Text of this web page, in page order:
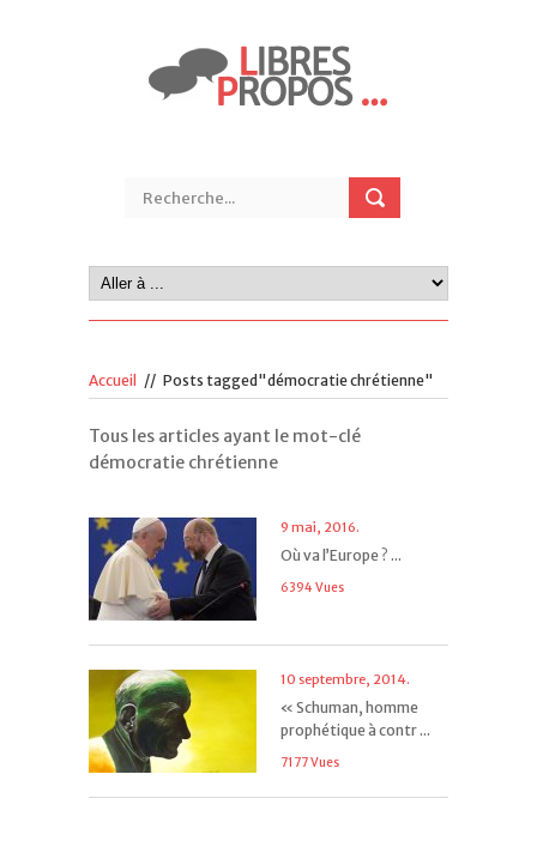
Accueil // Posts tagged"démocratie chrétienne"
Tous les articles ayant le mot-clé
démocratie chrétienne
9 mai, 2016.
Où va l’Europe ? ...
6394 Vues
10 septembre, 2014.
« Schuman, homme
prophétique à contr ...
7177 Vues